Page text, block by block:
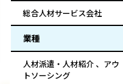
総合人材サービス会社
業種
人材派遣・人材紹介 、アウ
トソーシング